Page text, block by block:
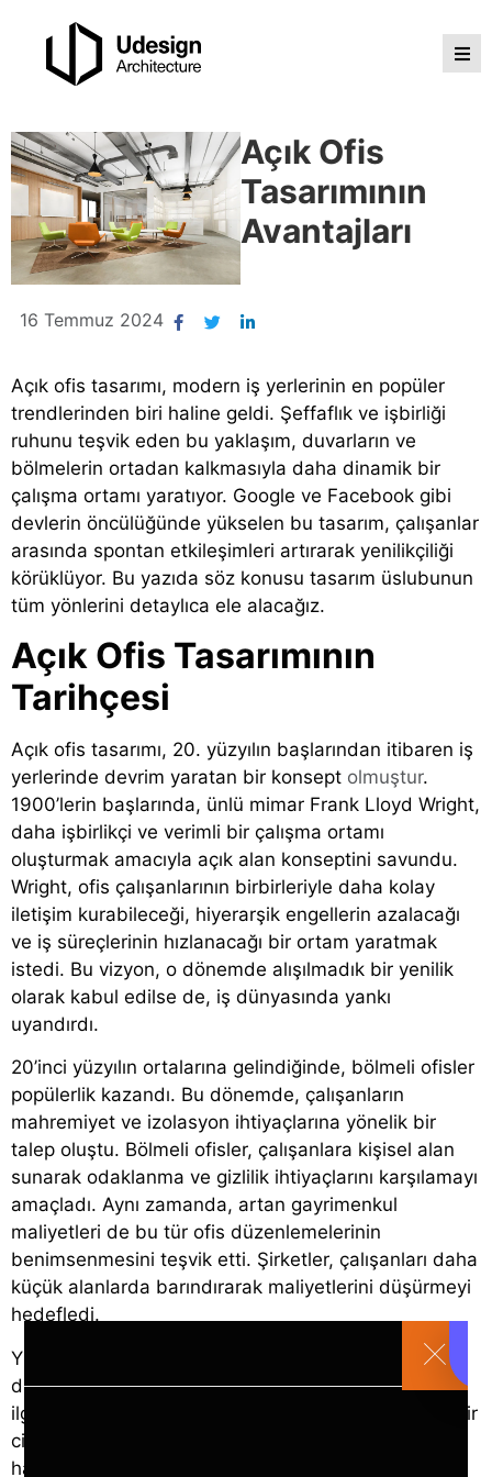
Açık Ofis
Tasarımının
Avantajları
16 Temmuz 2024
Açık ofis tasarımı, modern iş yerlerinin en popüler
trendlerinden biri haline geldi. Şeffaflık ve işbirliği
ruhunu teşvik eden bu yaklaşım, duvarların ve
bölmelerin ortadan kalkmasıyla daha dinamik bir
çalışma ortamı yaratıyor. Google ve Facebook gibi
devlerin öncülüğünde yükselen bu tasarım, çalışanlar
arasında spontan etkileşimleri artırarak yenilikçiliği
körüklüyor. Bu yazıda söz konusu tasarım üslubunun
tüm yönlerini detaylıca ele alacağız.
Açık Ofis Tasarımının
Tarihçesi
Açık ofis tasarımı, 20. yüzyılın başlarından itibaren iş
yerlerinde devrim yaratan bir konsept olmuştur.
1900’lerin başlarında, ünlü mimar Frank Lloyd Wright,
daha işbirlikçi ve verimli bir çalışma ortamı
oluşturmak amacıyla açık alan konseptini savundu.
Wright, ofis çalışanlarının birbirleriyle daha kolay
iletişim kurabileceği, hiyerarşik engellerin azalacağı
ve iş süreçlerinin hızlanacağı bir ortam yaratmak
istedi. Bu vizyon, o dönemde alışılmadık bir yenilik
olarak kabul edilse de, iş dünyasında yankı
uyandırdı.
20’inci yüzyılın ortalarına gelindiğinde, bölmeli ofisler
popülerlik kazandı. Bu dönemde, çalışanların
mahremiyet ve izolasyon ihtiyaçlarına yönelik bir
talep oluştu. Bölmeli ofisler, çalışanlara kişisel alan
sunarak odaklanma ve gizlilik ihtiyaçlarını karşılamayı
amaçladı. Aynı zamanda, artan gayrimenkul
maliyetleri de bu tür ofis düzenlemelerinin
benimsenmesini teşvik etti. Şirketler, çalışanları daha
küçük alanlarda barındırarak maliyetlerini düşürmeyi
hedefledi.
Yirminci yüzyılın sonlarına doğru, teknoloji ve iş
dünyasındaki değişimler, açık ofis tasarımına olan
ilgiyi yeniden canlandırdı. Bilgi işçiliğinin ve taşınabilir
cihazların yaygınlaşması, çalışanların daha esnek ve
hareketli bir şekilde çalışabilmesini sağladı. Google